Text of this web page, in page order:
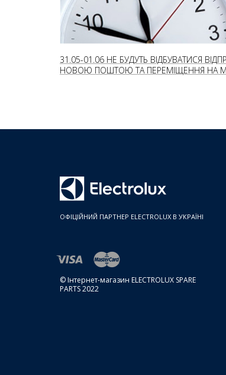
31.05-01.06 НЕ БУДУТЬ ВІДБУВАТИСЯ
НОВОЮ ПОШТОЮ ТА ПЕРЕМІЩЕННЯ НА
ОФІЦІЙНИЙ ПАРТНЕР ELECTROLUX В УКРАЇНІ
© Інтернет-магазин ELECTROLUX SPARE
PARTS 2022